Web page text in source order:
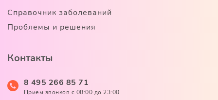
Справочник заболеваний
Проблемы и решения
Контакты
8 495 266 85 71
Прием звонков c 08:00 до 23:00